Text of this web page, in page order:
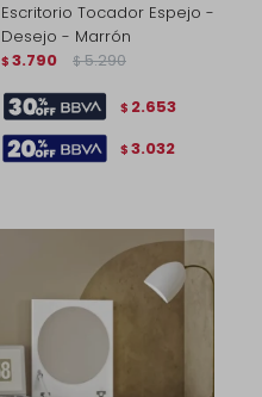
Escritorio Tocador Espejo -
Desejo - Marrón
$ 3.790 $ 5.290
$ 2.653
$ 3.032